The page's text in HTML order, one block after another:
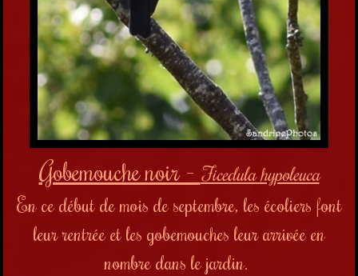
Gobemouche noir - Ficedula hypoleuca
En ce début de mois de septembre, les écoliers font
leur rentrée et les gobemouches leur arrivée en
nombre dans le jardin.